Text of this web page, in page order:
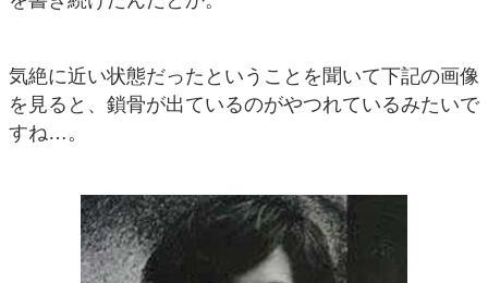
気絶に近い状態だったということを聞いて下記の画像
を見ると、鎖骨が出ているのがやつれているみたいで
すね…。